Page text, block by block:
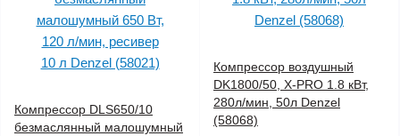
Компрессор DLS650/10
безмаслянный малошумный
Компрессор воздушный
DK1800/50, Х-PRO 1.8 кВт,
280л/мин, 50л Denzel
(58068)